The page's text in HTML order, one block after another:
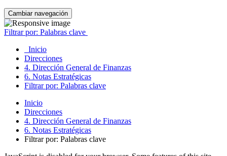
Cambiar navegación
Filtrar por: Palabras clave
Inicio
Direcciones
4. Dirección General de Finanzas
6. Notas Estratégicas
Filtrar por: Palabras clave
Inicio
Direcciones
4. Dirección General de Finanzas
6. Notas Estratégicas
Filtrar por: Palabras clave